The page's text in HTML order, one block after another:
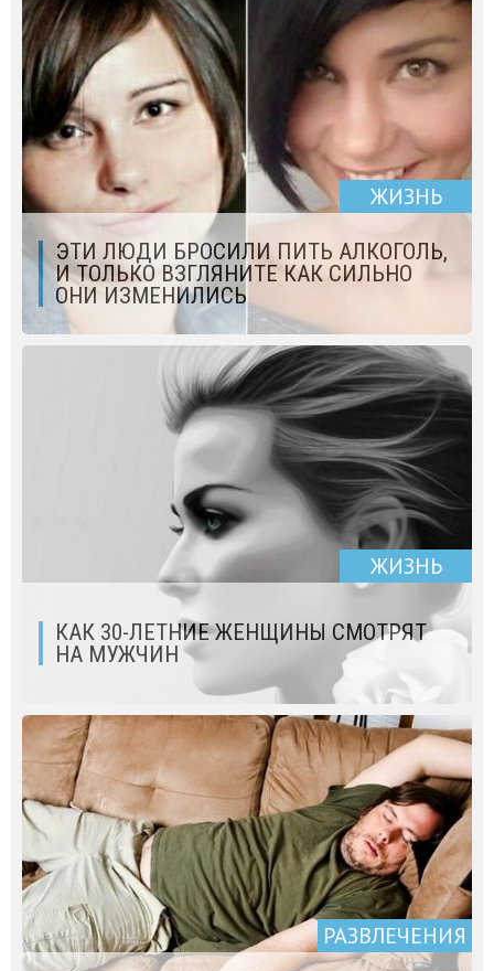
ЖИЗНЬ
ЭТИ ЛЮДИ БРОСИЛИ ПИТЬ АЛКОГОЛЬ,
И ТОЛЬКО ВЗГЛЯНИТЕ КАК СИЛЬНО
ОНИ ИЗМЕНИЛИСЬ
ЖИЗНЬ
КАК 30-ЛЕТНИЕ ЖЕНЩИНЫ СМОТРЯТ
НА МУЖЧИН
РАЗВЛЕЧЕНИЯ